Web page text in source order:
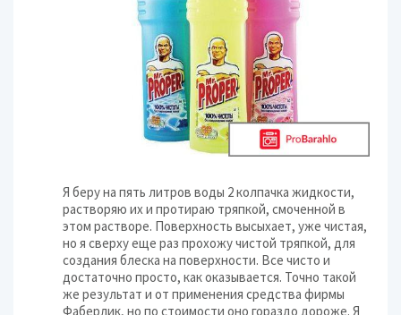
Я беру на пять литров воды 2 колпачка жидкости,
растворяю их и протираю тряпкой, смоченной в
этом растворе. Поверхность высыхает, уже чистая,
но я сверху еще раз прохожу чистой тряпкой, для
создания блеска на поверхности. Все чисто и
достаточно просто, как оказывается. Точно такой
же результат и от применения средства фирмы
Фаберлик, но по стоимости оно гораздо дороже. Я